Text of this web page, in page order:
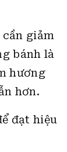
giảm
bánh là
hương
hơn.
đạt hiệu